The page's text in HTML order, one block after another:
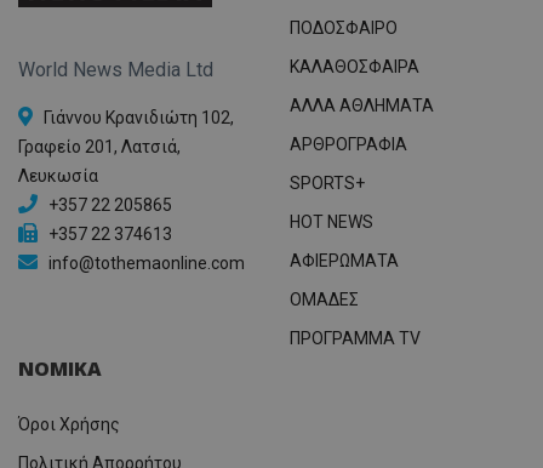
World News Media Ltd
Γιάννου Κρανιδιώτη 102,
Γραφείο 201, Λατσιά,
Λευκωσία
+357 22 205865
+357 22 374613
info@tothemaonline.com
ΠΟΔΟΣΦΑΙΡΟ
ΚΑΛΑΘΟΣΦΑΙΡΑ
ΑΛΛΑ ΑΘΛΗΜΑΤΑ
ΑΡΘΡΟΓΡΑΦΙΑ
SPORTS+
HOT NEWS
ΑΦΙΕΡΩΜΑΤΑ
ΟΜΑΔΕΣ
ΠΡΟΓΡΑΜΜΑ TV
ΝΟΜΙΚΑ
Όροι Χρήσης
Πολιτική Απορρήτου